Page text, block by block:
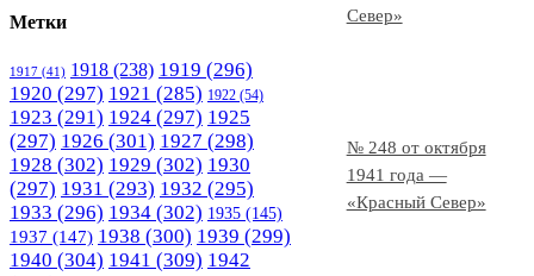
Север»
№ 248 от октября
1941 года —
«Красный Север»
Метки
1917 (41) 1918 (238) 1919 (296)
1920 (297) 1921 (285) 1922 (54)
1923 (291) 1924 (297) 1925
(297) 1926 (301) 1927 (298)
1928 (302) 1929 (302) 1930
(297) 1931 (293) 1932 (295)
1933 (296) 1934 (302) 1935 (145)
1937 (147) 1938 (300) 1939 (299)
1940 (304) 1941 (309) 1942